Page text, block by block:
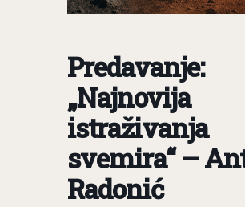
Predavanje:
„Najnovija
istraživanja
svemira“ –
Radonić